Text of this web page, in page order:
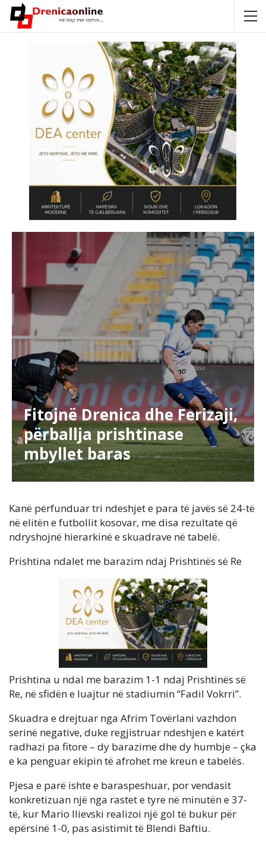
Fitojnë Drenica dhe Ferizaji,
përballja prishtinase
mbyllet baras
Kanë përfunduar tri ndeshjet e para të javës së 24-të
në elitën e futbollit kosovar, me disa rezultate që
ndryshojnë hierarkinë e skuadrave në tabelë.
Prishtina ndalet me barazim ndaj Prishtinës së Re
Prishtina u ndal me barazim 1-1 ndaj Prishtinës së
Re, në sfidën e luajtur në stadiumin “Fadil Vokrri”.
Skuadra e drejtuar nga Afrim Tovërlani vazhdon
serinë negative, duke regjistruar ndeshjen e katërt
radhazi pa fitore – dy barazime dhe dy humbje – çka
e ka penguar ekipin të afrohet me kreun e tabelës.
Pjesa e parë ishte e baraspeshuar, por vendasit
konkretizuan një nga rastet e tyre në minutën e 37-
të, kur Mario Ilievski realizoi një gol të bukur për
epërsinë 1-0, pas asistimit të Blendi Baftiu.